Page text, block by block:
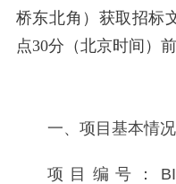
桥东北角）获取招标
点30分（北京时间）
一、项目基本情况
项目编号：